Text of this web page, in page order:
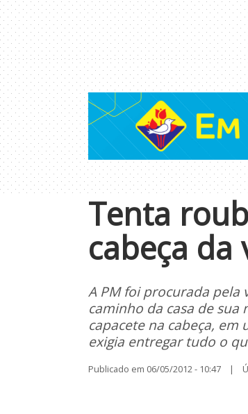
Tenta
cabeça da
A PM foi procurada pela
caminho da casa de
capacete na cabeça,
exigia entregar tudo o
Publicado em 06/05/2012 - 10:47 |